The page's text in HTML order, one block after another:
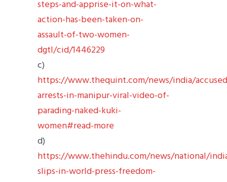
steps-and-apprise-it-on-what-
action-has-been-taken-on-
assault-of-two-women-
dgtl/cid/1446229
c)
https://www.thequint.com/news/india/
arrests-in-manipur-viral-video-of-
parading-naked-kuki-
women#read-more
d)
https://www.thehindu.com/news/national/
slips-in-world-press-freedom-